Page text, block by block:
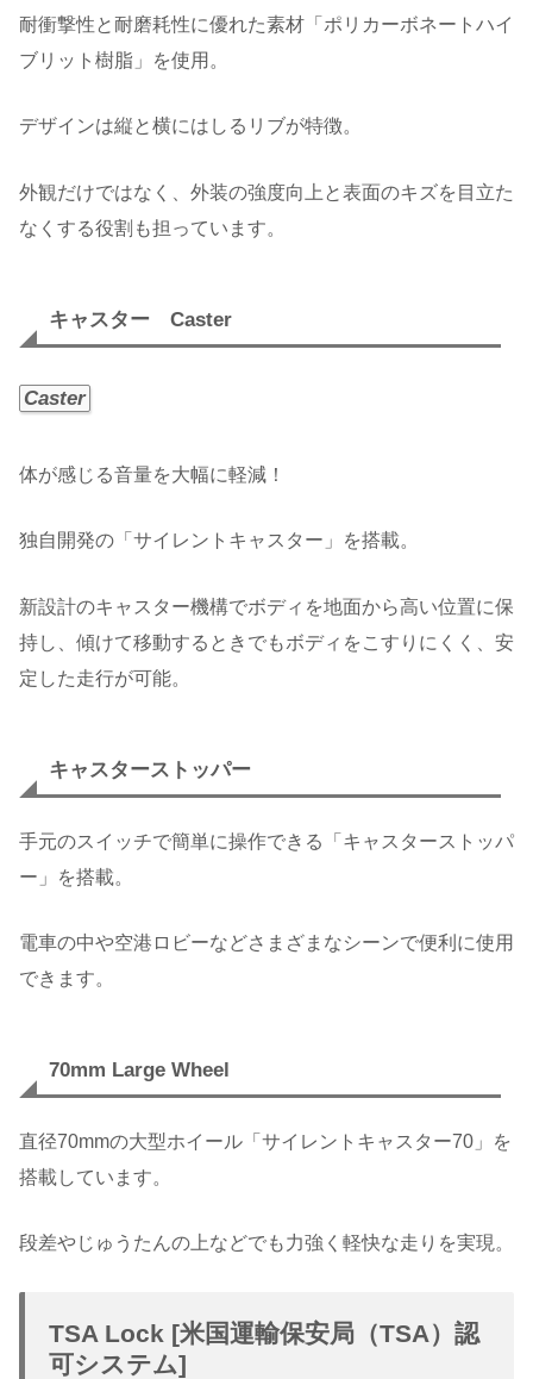
耐衝撃性と耐磨耗性に優れた素材「ポリカーボネートハイ
ブリット樹脂」を使用。
デザインは縦と横にはしるリブが特徴。
外観だけではなく、外装の強度向上と表面のキズを目立た
なくする役割も担っています。
キャスター Caster
Caster
体が感じる音量を大幅に軽減！
独自開発の「サイレントキャスター」を搭載。
新設計のキャスター機構でボディを地面から高い位置に保
持し、傾けて移動するときでもボディをこすりにくく、安
定した走行が可能。
キャスターストッパー
手元のスイッチで簡単に操作できる「キャスターストッパ
ー」を搭載。
電車の中や空港ロビーなどさまざまなシーンで便利に使用
できます。
70mm Large Wheel
直径70mmの大型ホイール「サイレントキャスター70」を
搭載しています。
段差やじゅうたんの上などでも力強く軽快な走りを実現。
TSA Lock [米国運輸保安局（TSA）認
可システム]